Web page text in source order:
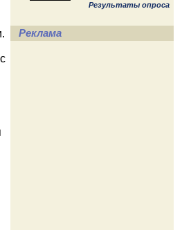
Результаты опроса
Реклама